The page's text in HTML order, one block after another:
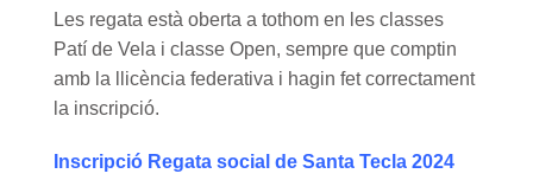
Les regata està oberta a tothom en les classes
Patí de Vela i classe Open, sempre que comptin
amb la llicència federativa i hagin fet correctament
la inscripció.
Inscripció Regata social de Santa Tecla 2024